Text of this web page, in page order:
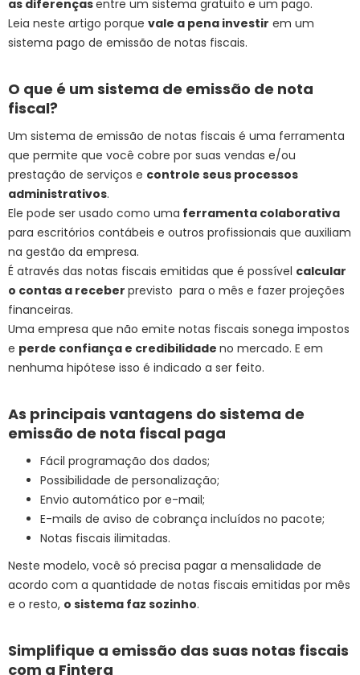
as diferençasentre um sistema gratuito e um pago.
Leia neste artigo porque vale a pena investir em um
sistema pago de emissão de notas fiscais.
O que é um sistema de emissão de nota
fiscal?
Um sistema de emissão de notas fiscais é uma ferramenta
que permite que você cobre por suas vendas e/ou
prestação de serviços e controle seus processos
administrativos.
Ele pode ser usado como uma ferramenta colaborativa
para escritórios contábeis e outros profissionais que auxiliam
na gestão da empresa.
É através das notas fiscais emitidas que é possível calcular
o contas a receber previsto para o mês e fazer projeções
financeiras.
Uma empresa que não emite notas fiscais sonega impostos
e perde confiança e credibilidade no mercado. E em
nenhuma hipótese isso é indicado a ser feito.
As principais vantagens do sistema de
emissão de nota fiscal paga
Fácil programação dos dados;
Possibilidade de personalização;
Envio automático por e-mail;
E-mails de aviso de cobrança incluídos no pacote;
Notas fiscais ilimitadas.
Neste modelo, você só precisa pagar a mensalidade de
acordo com a quantidade de notas fiscais emitidas por mês
e o resto, o sistema faz sozinho.
Simplifique a emissão das suas notas fiscais
com a Fintera